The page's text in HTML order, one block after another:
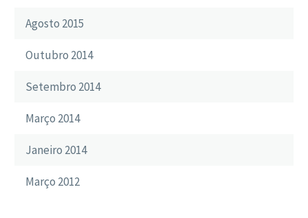
Agosto 2015
Outubro 2014
Setembro 2014
Março 2014
Janeiro 2014
Março 2012